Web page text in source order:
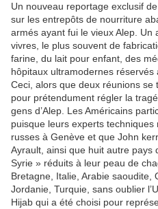
Un nouveau reportage exclusif
sur les entrepôts de nourriture
armés ayant fui le vieux Alep. Un
vivres, le plus souvent de
farine, du lait pour enfant, des
hôpitaux ultramodernes réservés
Ceci, alors que deux réunions se
pour prétendument régler la
gens d’Alep. Les Américains
puisque leurs experts
russes à Genève et que John
Ayrault, ainsi que huit autre pays
Syrie » réduits à leur peau de
Bretagne, Italie, Arabie saoudite,
Jordanie, Turquie, sans oublier
Hijab qui a été choisi pour